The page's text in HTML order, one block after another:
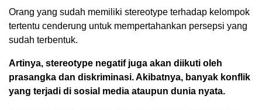
Orang yang sudah memiliki stereotype terhadap kelompok
tertentu cenderung untuk mempertahankan persepsi yang
sudah terbentuk.
Artinya, stereotype negatif juga akan diikuti oleh
prasangka dan diskriminasi. Akibatnya, banyak konflik
yang terjadi di sosial media ataupun dunia nyata.